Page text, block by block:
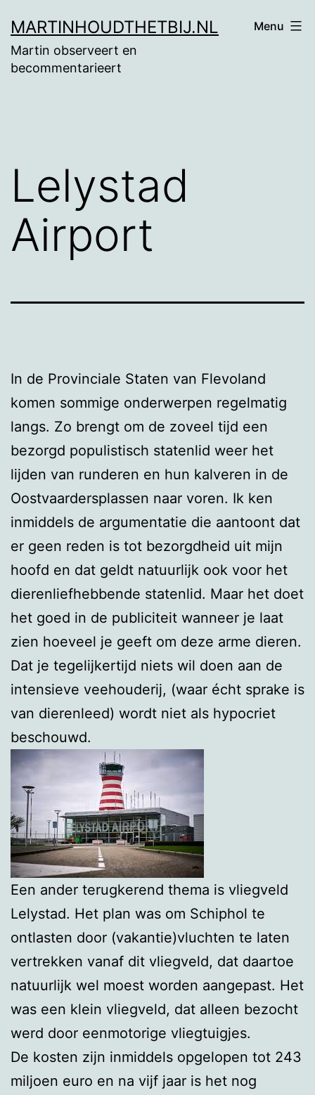
naar
de
MARTINHOUDTHETBIJ.NL
Martin observeert en
becommentarieert
Menu
Lelystad
Airport
In de Provinciale Staten van Flevoland
komen sommige onderwerpen regelmatig
langs. Zo brengt om de zoveel tijd een
bezorgd populistisch statenlid weer het
lijden van runderen en hun kalveren in de
Oostvaardersplassen naar voren. Ik ken
inmiddels de argumentatie die aantoont dat
er geen reden is tot bezorgdheid uit mijn
hoofd en dat geldt natuurlijk ook voor het
dierenliefhebbende statenlid. Maar het doet
het goed in de publiciteit wanneer je laat
zien hoeveel je geeft om deze arme dieren.
Dat je tegelijkertijd niets wil doen aan de
intensieve veehouderij, (waar écht sprake is
van dierenleed) wordt niet als hypocriet
beschouwd.
Een ander terugkerend thema is vliegveld
Lelystad. Het plan was om Schiphol te
ontlasten door (vakantie)vluchten te laten
vertrekken vanaf dit vliegveld, dat daartoe
natuurlijk wel moest worden aangepast. Het
was een klein vliegveld, dat alleen bezocht
werd door eenmotorige vliegtuigjes.
De kosten zijn inmiddels opgelopen tot 243
miljoen euro en na vijf jaar is het nog